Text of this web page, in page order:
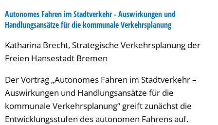
Autonomes Fahren im Stadtverkehr - Auswirkungen und
Handlungsansätze für die kommunale Verkehrsplanung
Katharina Brecht, Strategische Verkehrsplanung der
Freien Hansestadt Bremen
Der Vortrag „Autonomes Fahren im Stadtverkehr –
Auswirkungen und Handlungsansätze für die
kommunale Verkehrsplanung“ greift zunächst die
Entwicklungsstufen des autonomen Fahrens auf.